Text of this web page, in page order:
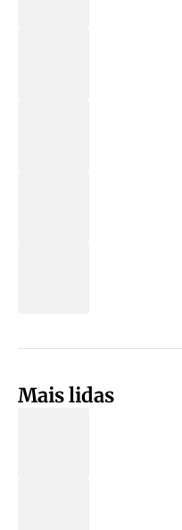
Mais lidas